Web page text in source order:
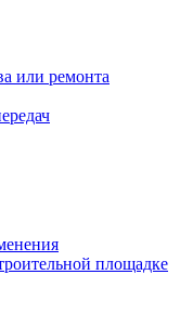
или ремонта
площадке